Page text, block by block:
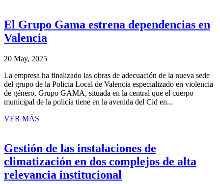
El Grupo Gama estrena dependencias en
Valencia
20 May, 2025
La empresa ha finalizado las obras de adecuación de la nueva sede
del grupo de la Policia Local de Valencia especializado en violencia
de género, Grupo GAMA, situada en la central que el cuerpo
municipal de la policía tiene en la avenida del Cid en...
VER MÁS
Gestión de las instalaciones de
climatización en dos complejos de alta
relevancia institucional